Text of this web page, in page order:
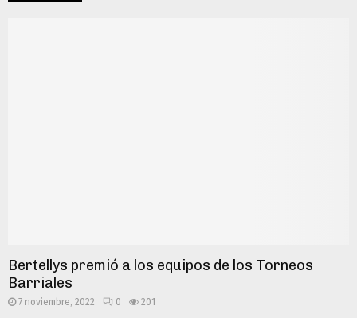
Bertellys premió a los equipos de los Torneos
Barriales
7 noviembre, 2022 0 201